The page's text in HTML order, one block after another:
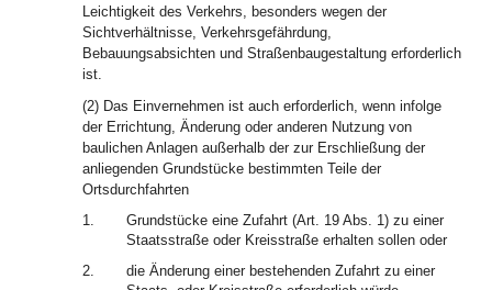
Leichtigkeit des Verkehrs, besonders wegen der
Sichtverhältnisse, Verkehrsgefährdung,
Bebauungsabsichten und Straßenbaugestaltung erforderlich
ist.
(2) Das Einvernehmen ist auch erforderlich, wenn infolge
der Errichtung, Änderung oder anderen Nutzung von
baulichen Anlagen außerhalb der zur Erschließung der
anliegenden Grundstücke bestimmten Teile der
Ortsdurchfahrten
1.
Grundstücke eine Zufahrt (Art. 19 Abs. 1) zu einer
Staatsstraße oder Kreisstraße erhalten sollen oder
2.
die Änderung einer bestehenden Zufahrt zu einer